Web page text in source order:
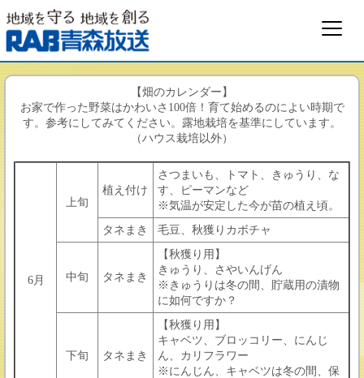
【畑のカレンダー】
お家で作った野菜はかわいさ100倍！育て始めるのによい時期で
す。参考にしてみてください。露地栽培を基準にしています。
（ハウス栽培以外）
6月
上旬
植え付け
さつまいも、トマト、きゅうり、な
す、ピーマンなど
※気温が安定した今が苗の植え頃。
タネまき
毛豆、秋獲りカボチャ
中旬 タネまき
【秋獲り用】
きゅうり、さやいんげん
※きゅうりは冬の間、貯蔵用の漬物
に如何ですか？
下旬 タネまき
【秋獲り用】
キャベツ、ブロッコリー、にんじ
ん、カリフラワー
※にんじん、キャベツは冬の間、保